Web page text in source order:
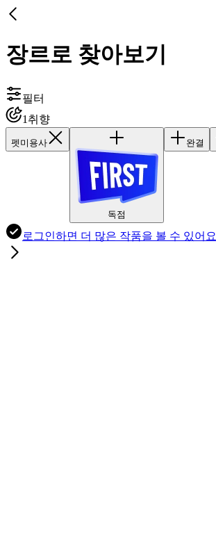
장르로 찾아보기
필터
1 취향
펫미용사
독점
완결
로그인하면 더 많은 작품을 볼 수 있어요